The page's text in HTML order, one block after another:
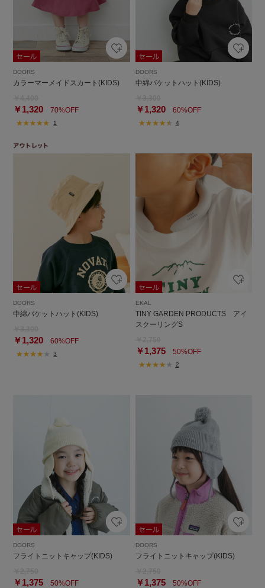
DOORS
カラーマーメイドスカート(KIDS)
￥1,320 70%OFF
1
DOORS
中綿バケットハット(KIDS)
￥1,32060%OFF
4
DOORS
中綿バケットハット(KIDS)
￥1,320 60%OFF
3
EKAL
TINY GARDEN PRODUCTS アイ
スクーリングS
￥1,37550%OFF
2
DOORS
フライトニットキャップ(KIDS)
￥1,375 50%OFF
DOORS
フライトニットキャップ(KIDS)
￥1,37550%OFF